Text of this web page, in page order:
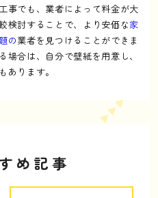
事でも、業者によって料金が大
検討することで、より安価な家
の業者を見つけることができま
合は、自分で壁紙を用意し、
あります。
め記事